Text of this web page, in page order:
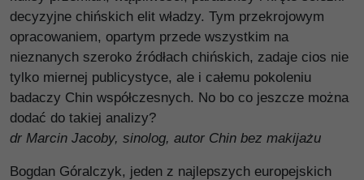
decyzyjne chińskich elit władzy. Tym przekrojowym
opracowaniem, opartym przede wszystkim na
nieznanych szeroko źródłach chińskich, zadaje cios nie
tylko miernej publicystyce, ale i całemu pokoleniu
badaczy Chin współczesnych. No bo co jeszcze można
dodać do takiej analizy?
dr Marcin Jacoby, sinolog, autor Chin bez makijażu
Bogdan Góralczyk, jeden z najlepszych europejskich